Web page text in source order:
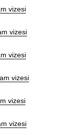
vizesi
vizesi
vizesi
vizesi
vizesi
vizesi